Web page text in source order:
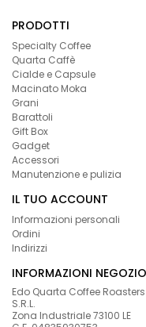
PRODOTTI
Specialty Coffee
Quarta Caffè
Cialde e Capsule
Macinato Moka
Grani
Barattoli
Gift Box
Gadget
Accessori
Manutenzione e pulizia
IL TUO ACCOUNT
Informazioni personali
Ordini
Indirizzi
INFORMAZIONI NEGOZIO
Edo Quarta Coffee Roasters
S.R.L.
Zona Industriale 73100 LE